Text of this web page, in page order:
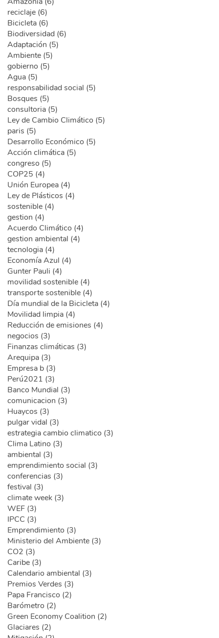
reciclaje (6)
Bicicleta (6)
Biodiversidad (6)
Adaptación (5)
Ambiente (5)
gobierno (5)
Agua (5)
responsabilidad social (5)
Bosques (5)
consultoria (5)
Ley de Cambio Climático (5)
paris (5)
Desarrollo Económico (5)
Acción climática (5)
congreso (5)
COP25 (4)
Unión Europea (4)
Ley de Plásticos (4)
sostenible (4)
gestion (4)
Acuerdo Climático (4)
gestion ambiental (4)
tecnologia (4)
Economía Azul (4)
Gunter Pauli (4)
movilidad sostenible (4)
transporte sostenible (4)
Día mundial de la Bicicleta (4)
Movilidad limpia (4)
Reducción de emisiones (4)
negocios (3)
Finanzas climáticas (3)
Arequipa (3)
Empresa b (3)
Perú2021 (3)
Banco Mundial (3)
comunicacion (3)
Huaycos (3)
pulgar vidal (3)
estrategia cambio climatico (3)
Clima Latino (3)
ambiental (3)
emprendimiento social (3)
conferencias (3)
festival (3)
climate week (3)
WEF (3)
IPCC (3)
Emprendimiento (3)
Ministerio del Ambiente (3)
CO2 (3)
Caribe (3)
Calendario ambiental (3)
Premios Verdes (3)
Papa Francisco (2)
Barómetro (2)
Green Economy Coalition (2)
Glaciares (2)